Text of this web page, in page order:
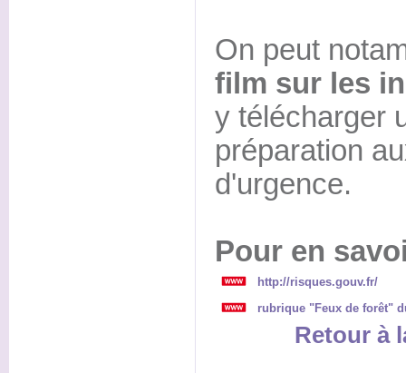
On peut
film sur les
y télécharger
préparation
d'urgence.
Pour en
http://risques.gouv.fr/
rubrique "Feux de forêt"
Retour à